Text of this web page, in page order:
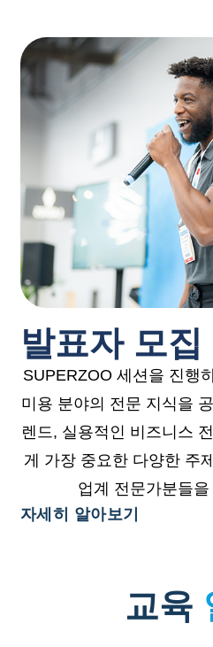
발표자 모집
SUPERZOO 세션을 진행
미용 분야의 전문 지식을
렌드, 실용적인 비즈니스
게 가장 중요한 다양한 주
업계 전문가분들
자세히 알아보기
교육